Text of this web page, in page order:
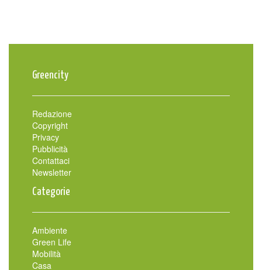
Greencity
Redazione
Copyright
Privacy
Pubblicità
Contattaci
Newsletter
Categorie
Ambiente
Green Life
Mobilità
Casa